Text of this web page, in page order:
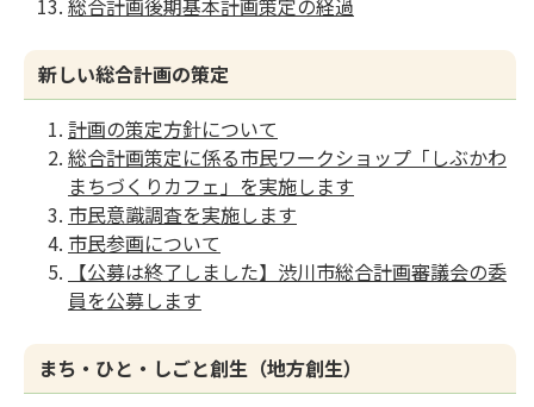
総合計画後期基本計画策定の経過
新しい総合計画の策定
計画の策定方針について
総合計画策定に係る市民ワークショップ「しぶかわ
まちづくりカフェ」を実施します
市民意識調査を実施します
市民参画について
【公募は終了しました】渋川市総合計画審議会の委
員を公募します
まち・ひと・しごと創生（地方創生）